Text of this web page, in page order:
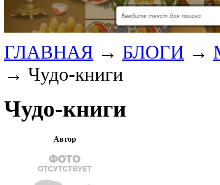
ГЛАВНАЯ → БЛОГИ →
→ Чудо-книги
Чудо-книги
Автор